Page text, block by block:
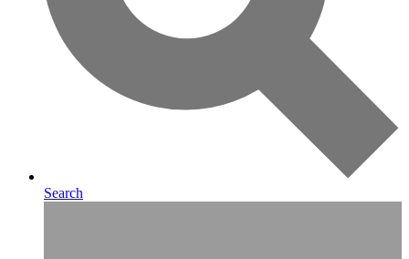
Search